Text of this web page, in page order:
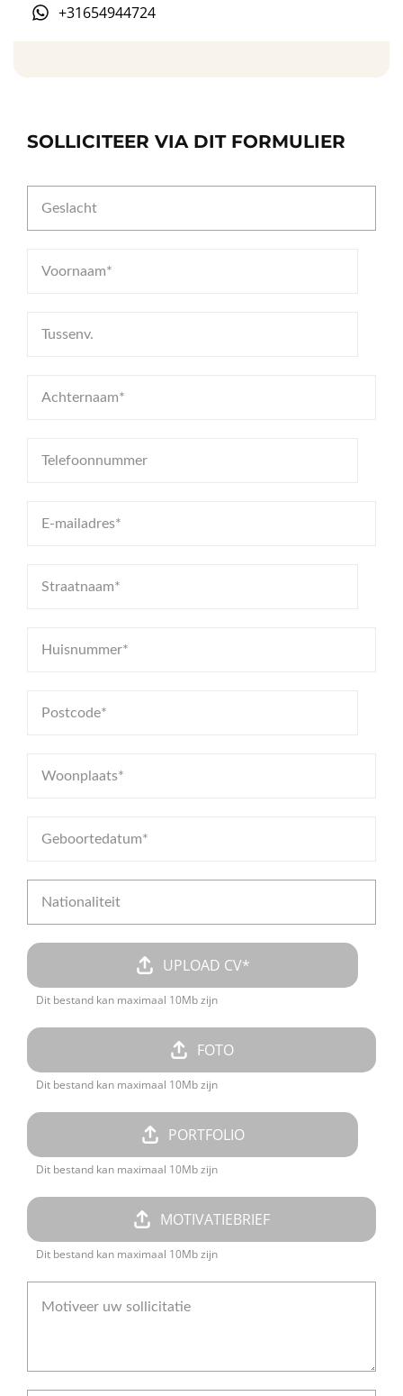
+31654944724
SOLLICITEER VIA DIT FORMULIER
UPLOAD CV*
Dit bestand kan maximaal 10Mb zijn
FOTO
Dit bestand kan maximaal 10Mb zijn
PORTFOLIO
Dit bestand kan maximaal 10Mb zijn
MOTIVATIEBRIEF
Dit bestand kan maximaal 10Mb zijn